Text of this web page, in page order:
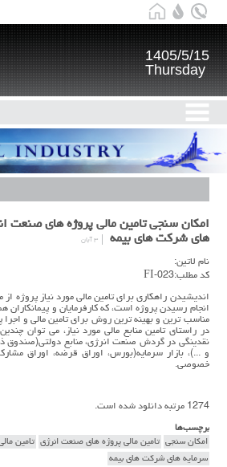
1405/5/15
Thursday
امکان سنجی تامین مالی پروژه های صنعت
های شرکت های بیمه
۳ آبان
نام لاتین:
کد مطلب:FI-023
اندیشیدن راهکاری برای تامین مالی مورد نیاز پروژه از
انجام رسیدن پروژه است، که کارفرمایان و پیمانکاران
مناسب ترین و بهینه ترین روش برای تامین مالی و اجرا
در راستای تامین منابع مالی مورد نیاز، می توان
نقدینگی در گردش صنعت انرژی، منابع دولتی(صندوق
و ...)، بازار سرمایه(بورس، اوراق قرضه، اوراق
خصوصی.
1274 مرتبه دانلود شده است.
برچسب‌ها
امکان سنجی تامین مالی پروژه های صنعت انرژی تامین
سرمایه های شرکت های بیمه